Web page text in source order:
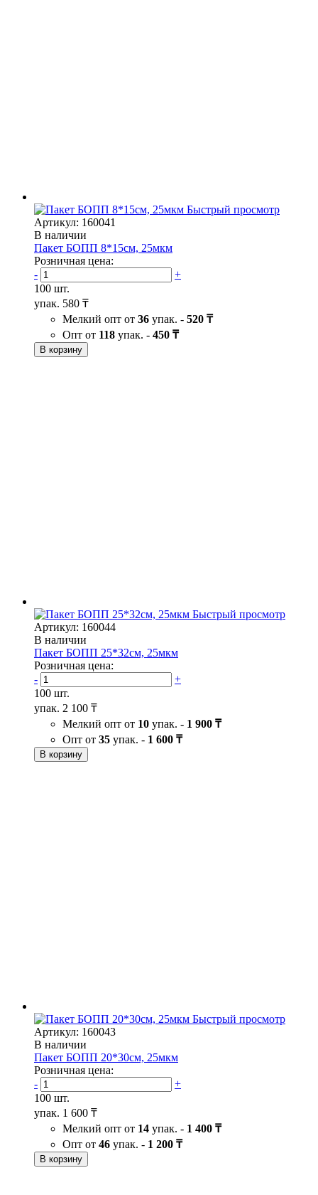
Быстрый просмотр
Артикул: 160041
В наличии
Пакет БОПП 8*15см, 25мкм
Розничная цена:
-
+
100 шт.
упак. 580 ₸
Мелкий опт от 36 упак. - 520 ₸
Опт от 118 упак. - 450 ₸
В корзину
Быстрый просмотр
Артикул: 160044
В наличии
Пакет БОПП 25*32см, 25мкм
Розничная цена:
-
+
100 шт.
упак. 2 100 ₸
Мелкий опт от 10 упак. - 1 900 ₸
Опт от 35 упак. - 1 600 ₸
В корзину
Быстрый просмотр
Артикул: 160043
В наличии
Пакет БОПП 20*30см, 25мкм
Розничная цена:
-
+
100 шт.
упак. 1 600 ₸
Мелкий опт от 14 упак. - 1 400 ₸
Опт от 46 упак. - 1 200 ₸
В корзину